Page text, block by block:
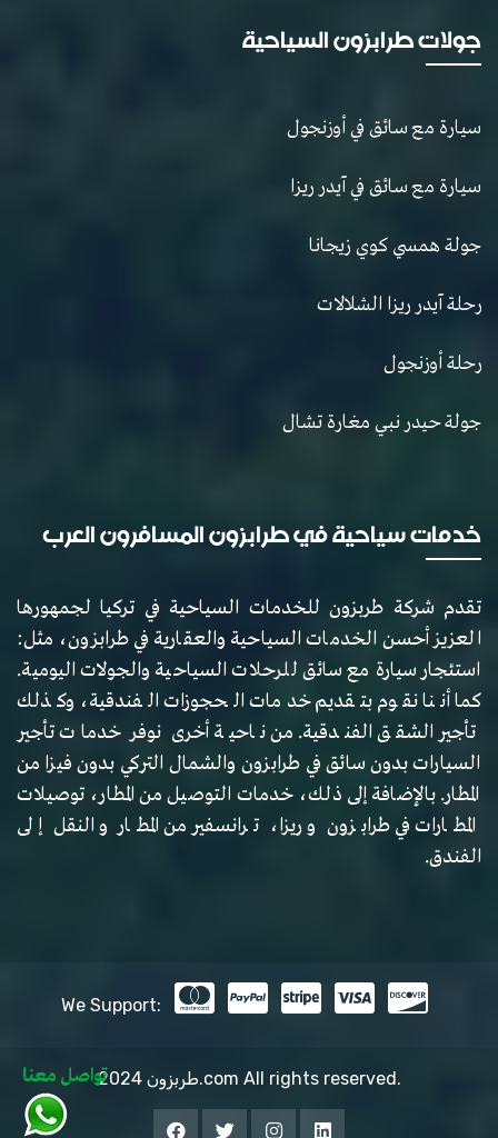
جولات طرابزون السياحية
سيارة مع سائق في أوزنجول
سيارة مع سائق في آيدر ريزا
جولة همسي كوي زيجانا
رحلة آيدر ريزا الشلالات
رحلة أوزنجول
جولة حيدر نبي مغارة تشال
خدمات سياحية في طرابزون المسافرون العرب
تقدم شركة طربزون للخدمات السياحية في تركيا لجمهورها
العزيز أحسن الخدمات السياحية والعقارية في طرابزون، مثل:
استئجار سيارة مع سائق للرحلات السياحية والجولات اليومية.
كما أننا نقوم بتقديم خدمات الحجوزات الفندقية، وكذلك
تأجير الشقق الفندقية. من ناحية أخرى نوفر خدمات تأجير
السيارات بدون سائق في طرابزون والشمال التركي بدون فيزا من
المطار. بالإضافة إلى ذلك، خدمات التوصيل من المطار، توصيلات
المطارات في طرابزون و ريزا، ترانسفير من المطار و النقل إلى
الفندق.
We Support:
2024 طربزون.com All rights reserved. تواصل معنا